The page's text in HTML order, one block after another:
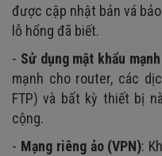
được cập nhật bản vá
lỗ hổng đã biết.
- Sử dụng mật khẩu
mạnh cho router, các
FTP) và bất kỳ thiết bị
cộng.
- Mạng riêng ảo (VPN):